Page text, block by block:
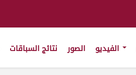
الصور نتائج السباقات